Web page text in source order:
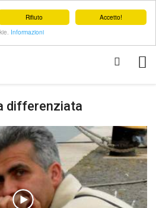
Accetto!
Rifiuto
Informazioni
differenziata